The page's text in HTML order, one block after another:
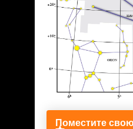
Поместите